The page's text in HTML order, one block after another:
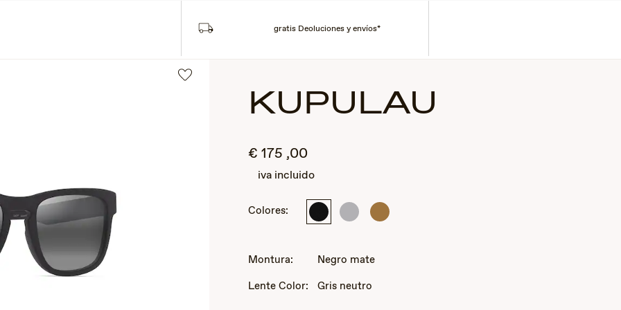
BúsquedaCuentaCarro
KUPULAU
€ 175 ,00
iva incluido
Colores:
Negro
Gris
Amarillo
Montura:
Negro mate
Lente Color:
Gris neutro
gratis Deoluciones y envíos*